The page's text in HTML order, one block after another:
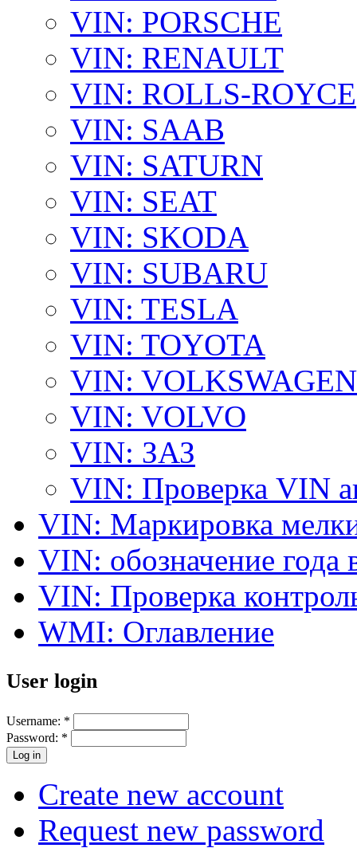
VIN: PORSCHE
VIN: RENAULT
VIN: ROLLS-ROYCE
VIN: SAAB
VIN: SATURN
VIN: SEAT
VIN: SKODA
VIN: SUBARU
VIN: TESLA
VIN: TOYOTA
VIN: VOLKSWAGEN
VIN: VOLVO
VIN: ЗАЗ
VIN: Проверка VIN
VIN: Маркировка
VIN: обозначение года
VIN: Проверка
WMI: Оглавление
User login
Username: *
Password: *
Create new account
Request new password